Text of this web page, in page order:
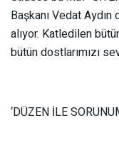
Başkanı Vedat
alıyor. Katledilen
bütün dostlarımızı
‘DÜZEN İLE